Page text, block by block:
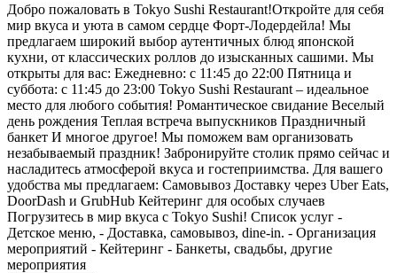
Добро пожаловать в Tokyo Sushi Restaurant!Откройте для себя
мир вкуса и уюта в самом сердце Форт-Лодердейла! Мы
предлагаем широкий выбор аутентичных блюд японской
кухни, от классических роллов до изысканных сашими. Мы
открыты для вас: Ежедневно: с 11:45 до 22:00 Пятница и
суббота: с 11:45 до 23:00 Tokyo Sushi Restaurant – идеальное
место для любого события! Романтическое свидание Веселый
день рождения Теплая встреча выпускников Праздничный
банкет И многое другое! Мы поможем вам организовать
незабываемый праздник! Забронируйте столик прямо сейчас и
насладитесь атмосферой вкуса и гостеприимства. Для вашего
удобства мы предлагаем: Самовывоз Доставку через Uber Eats,
DoorDash и GrubHub Кейтеринг для особых случаев
Погрузитесь в мир вкуса с Tokyo Sushi! Список услуг -
Детское меню, - Доставка, самовывоз, dine-in. - Организация
мероприятий - Кейтеринг - Банкеты, свадьбы, другие
мероприятия